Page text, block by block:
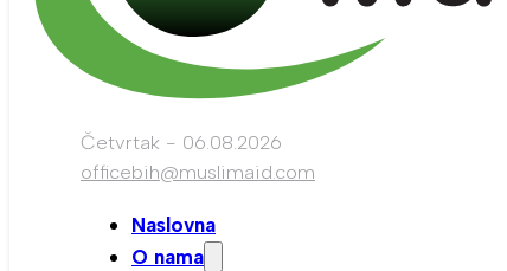
Četvrtak - 06.08.2026
officebih@muslimaid.com
Naslovna
O nama